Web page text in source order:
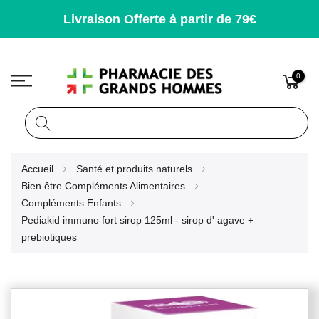
Livraison Offerte à partir de 79€
0
Accueil
Santé et produits naturels
Bien être Compléments Alimentaires
Compléments Enfants
Pediakid immuno fort sirop 125ml - sirop d' agave +
prebiotiques